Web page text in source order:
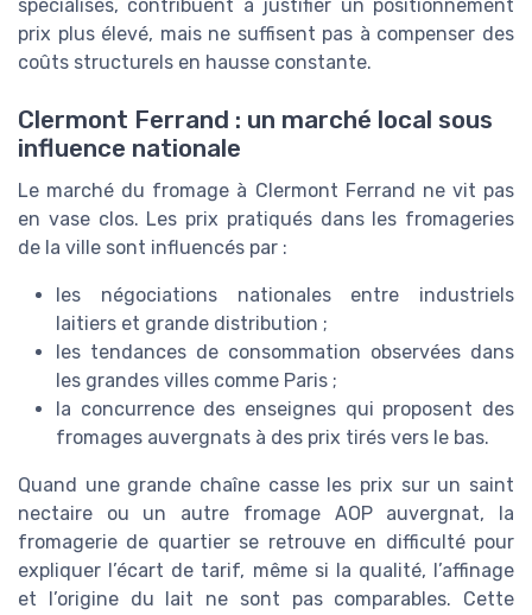
spécialisés, contribuent à justifier un positionnement
prix plus élevé, mais ne suffisent pas à compenser des
coûts structurels en hausse constante.
Clermont Ferrand : un marché local sous
influence nationale
Le marché du fromage à Clermont Ferrand ne vit pas
en vase clos. Les prix pratiqués dans les fromageries
de la ville sont influencés par :
les négociations nationales entre industriels
laitiers et grande distribution ;
les tendances de consommation observées dans
les grandes villes comme Paris ;
la concurrence des enseignes qui proposent des
fromages auvergnats à des prix tirés vers le bas.
Quand une grande chaîne casse les prix sur un saint
nectaire ou un autre fromage AOP auvergnat, la
fromagerie de quartier se retrouve en difficulté pour
expliquer l’écart de tarif, même si la qualité, l’affinage
et l’origine du lait ne sont pas comparables. Cette